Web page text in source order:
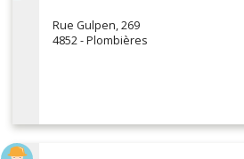
Rue Gulpen, 269
4852 - Plombières